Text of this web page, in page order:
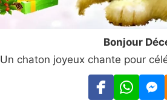
Bonjour
Un chaton joyeux chante pour